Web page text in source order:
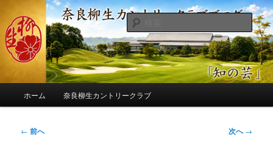
ン
コ
ン
へ
奈良柳生カントリークラブ総支配人
ブログ
季節の話題、クラブの出来事、コースの改修・更新作業、ゴルフに関する随
筆、喜怒哀楽などを気まぐれに発信します。
検
索
ホーム 奈良柳生カントリークラブ
投
← 前へ 次へ→